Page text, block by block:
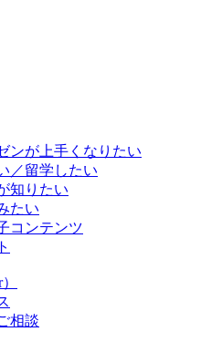
ンが上手くなりたい
／留学したい
知りたい
たい
コンテンツ
相談